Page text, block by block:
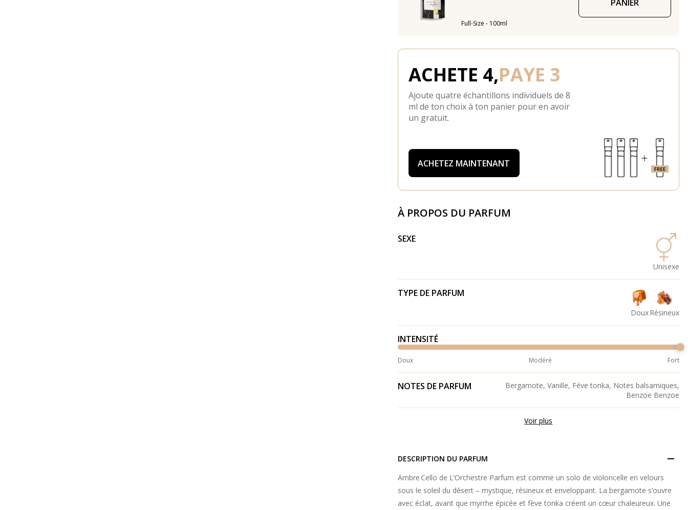
Full-Size - 100ml
PANIER
ACHETE 4,PAYE 3
Ajoute quatre échantillons individuels de 8
ml de ton choix à ton panier pour en avoir
un gratuit.
ACHETEZ MAINTENANT
À PROPOS DU PARFUM
SEXE
Unisexe
TYPE DE PARFUM
DouxRésineux
INTENSITÉ
Doux Modéré Fort
NOTES DE PARFUM
Bergamote, Vanille, Féve tonka, Notes balsamiques,
Benzoe Benzoe
Voir plus
DESCRIPTION DU PARFUM
Ambre Cello de L’Orchestre Parfum est comme un solo de violoncelle en velours
sous le soleil du désert – mystique, résineux et enveloppant. La bergamote s’ouvre
avec éclat, avant que myrrhe épicée et fève tonka créent un cœur chaleureux. Une